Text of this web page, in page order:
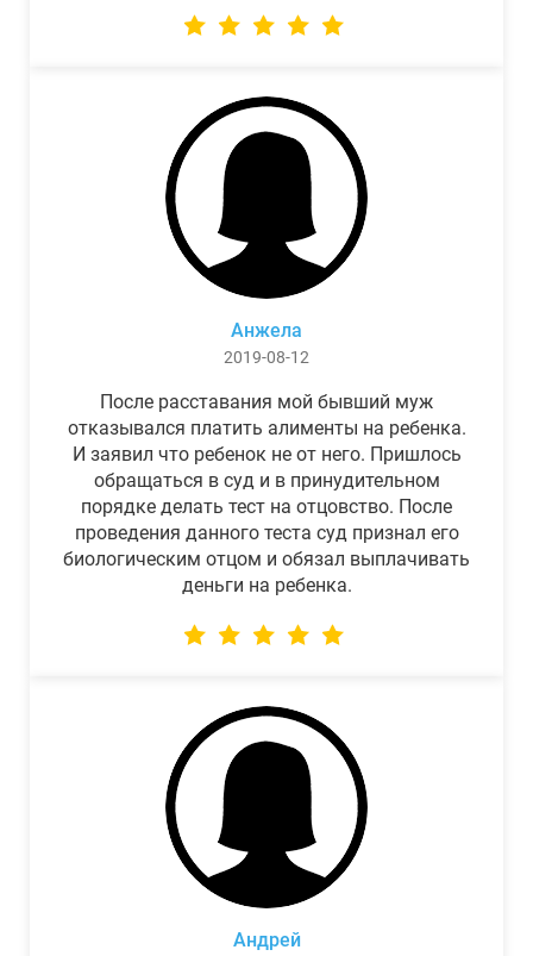
Анжела
2019-08-12
После расставания мой бывший муж
отказывался платить алименты на ребенка.
И заявил что ребенок не от него. Пришлось
обращаться в суд и в принудительном
порядке делать тест на отцовство. После
проведения данного теста суд признал его
биологическим отцом и обязал выплачивать
деньги на ребенка.
Андрей